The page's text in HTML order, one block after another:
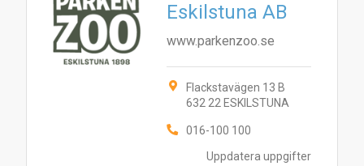
Uppdatera uppgifter
Eskilstuna AB
www.parkenzoo.se
Flackstavägen 13 B
632 22 ESKILSTUNA
016-100 100